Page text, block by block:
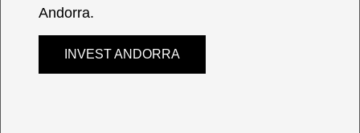
Andorra.
INVEST ANDORRA